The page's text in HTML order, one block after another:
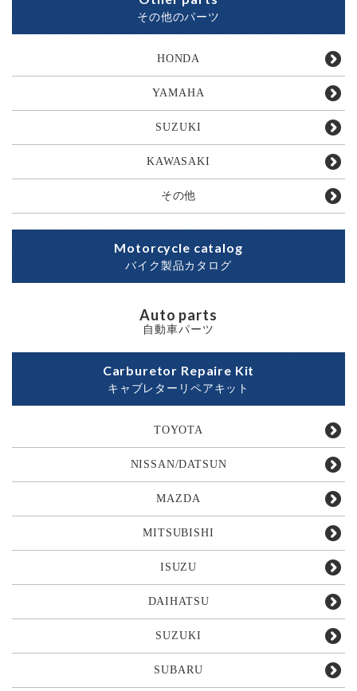
その他のパーツ
HONDA
YAMAHA
SUZUKI
KAWASAKI
その他
Motorcycle catalog
バイク製品カタログ
Auto parts
自動車パーツ
Carburetor Repaire Kit
キャブレターリペアキット
TOYOTA
NISSAN/DATSUN
MAZDA
MITSUBISHI
ISUZU
DAIHATSU
SUZUKI
SUBARU